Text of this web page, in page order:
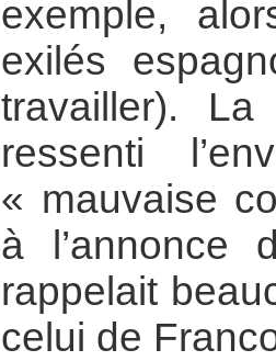
exemple,
exilés
travailler).
ressenti
« mauvaise
à l’annonce
rappelait
celui de